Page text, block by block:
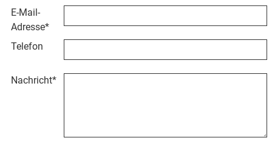
E-Mail-
Adresse*
Telefon
Nachricht*